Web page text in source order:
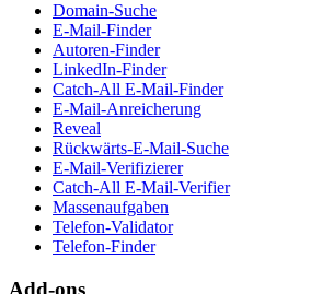
Domain-Suche
E-Mail-Finder
Autoren-Finder
LinkedIn-Finder
Catch-All E-Mail-Finder
E-Mail-Anreicherung
Reveal
Rückwärts-E-Mail-Suche
E-Mail-Verifizierer
Catch-All E-Mail-Verifier
Massenaufgaben
Telefon-Validator
Telefon-Finder
Add-ons